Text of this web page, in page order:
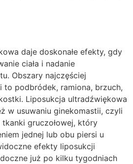
daje doskonałe efekty, gdy
ciała i nadanie
Obszary najczęściej
to podbródek, ramiona, brzuch,
Liposukcja ultradźwiękowa
w usuwaniu ginekomastii, czyli
gruczołowej, który
jednej lub obu piersi u
efekty liposukcji
już po kilku tygodniach